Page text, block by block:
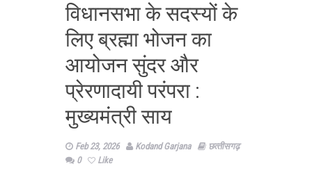
विधानसभा के सदस्यों के
लिए ब्रह्मा भोजन का
आयोजन सुंदर और
प्रेरणादायी परंपरा :
मुख्यमंत्री साय
Feb 23, 2026 Kodand Garjana
छत्‍तीसगढ़
0
Like